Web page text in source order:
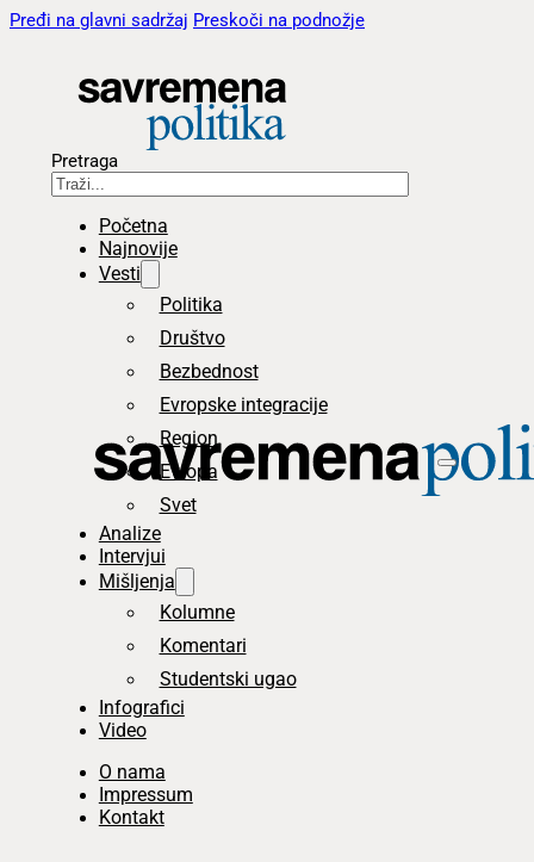
Pređi na glavni sadržaj Preskoči na podnožje
Pretraga
Početna
Najnovije
Vesti
Politika
Društvo
Bezbednost
Evropske integracije
Region
Evropa
Svet
Analize
Intervjui
Mišljenja
Kolumne
Komentari
Studentski ugao
Infografici
Video
O nama
Impressum
Kontakt